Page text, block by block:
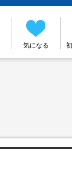
気になる